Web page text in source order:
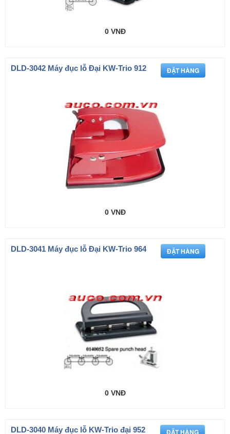
0 VNĐ
DLD-3042 Máy đục lỗ Đại KW-Trio 912
0 VNĐ
DLD-3041 Máy đục lỗ Đại KW-Trio 964
0 VNĐ
DLD-3040 Máy đục lỗ KW-Trio đại 952